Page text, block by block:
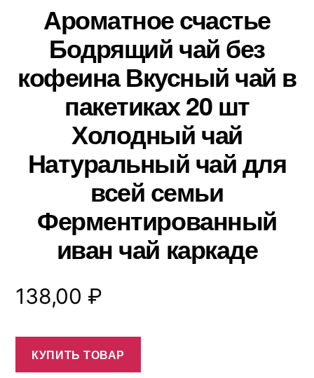
Ароматное счастье
Бодрящий чай без
кофеина Вкусный чай в
пакетиках 20 шт
Холодный чай
Натуральный чай для
всей семьи
Ферментированный
иван чай каркаде
138,00 ₽
КУПИТЬ ТОВАР